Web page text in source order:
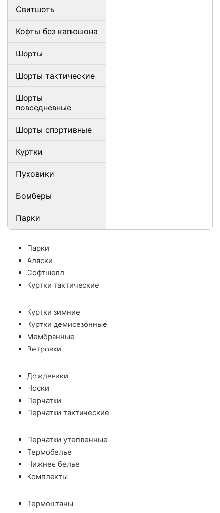
Свитшоты
Кофты без капюшона
Шорты
Шорты тактические
Шорты
повседневные
Шорты спортивные
Куртки
Пуховики
Бомберы
Парки
Парки
Аляски
Софтшелл
Куртки тактические
Куртки зимние
Куртки демисезонные
Мембранные
Ветровки
Дождевики
Носки
Перчатки
Перчатки тактические
Перчатки утепленные
Термобелье
Нижнее белье
Комплекты
Термоштаны